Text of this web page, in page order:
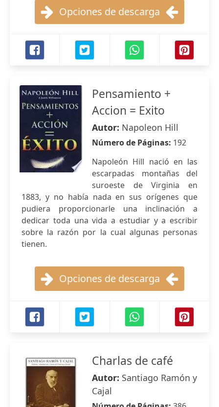
Opciones de descarga
Pensamiento +
Accion = Exito
Autor: Napoleon Hill
Número de Páginas: 192
Napoleón Hill nació en las
escarpadas montañas del
suroeste de Virginia en
1883, y no había nada en sus orígenes que
pudiera proporcionarle una inclinación a
dedicar toda una vida a estudiar y a escribir
sobre la razón por la cual algunas personas
tienen.
Opciones de descarga
Charlas de café
Autor: Santiago Ramón y
Cajal